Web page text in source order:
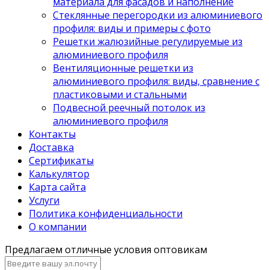
Стеклянные перегородки из алюминиевого
профиля: виды и примеры с фото
Решетки жалюзийные регулируемые из
алюминиевого профиля
Вентиляционные решетки из
алюминиевого профиля: виды, сравнение с
пластиковыми и стальными
Подвесной реечный потолок из
алюминиевого профиля
Контакты
Доставка
Сертификаты
Калькулятор
Карта сайта
Услуги
Политика конфиденциальности
О компании
Предлагаем отличные условия оптовикам